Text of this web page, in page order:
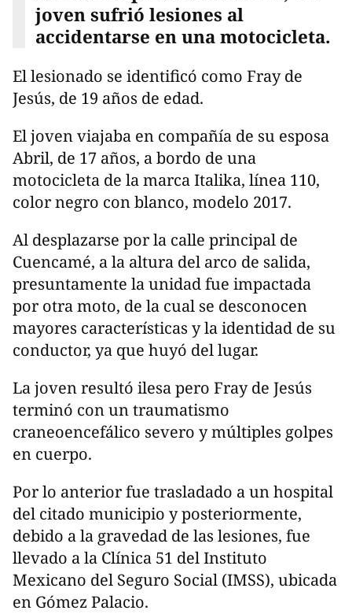
joven sufrió lesiones al
accidentarse en una motocicleta.
El lesionado se identificó como Fray de
Jesús, de 19 años de edad.
El joven viajaba en compañía de su esposa
Abril, de 17 años, a bordo de una
motocicleta de la marca Italika, línea 110,
color negro con blanco, modelo 2017.
Al desplazarse por la calle principal de
Cuencamé, a la altura del arco de salida,
presuntamente la unidad fue impactada
por otra moto, de la cual se desconocen
mayores características y la identidad de su
conductor, ya que huyó del lugar.
La joven resultó ilesa pero Fray de Jesús
terminó con un traumatismo
craneoencefálico severo y múltiples golpes
en cuerpo.
Por lo anterior fue trasladado a un hospital
del citado municipio y posteriormente,
debido a la gravedad de las lesiones, fue
llevado a la Clínica 51 del Instituto
Mexicano del Seguro Social (IMSS), ubicada
en Gómez Palacio.